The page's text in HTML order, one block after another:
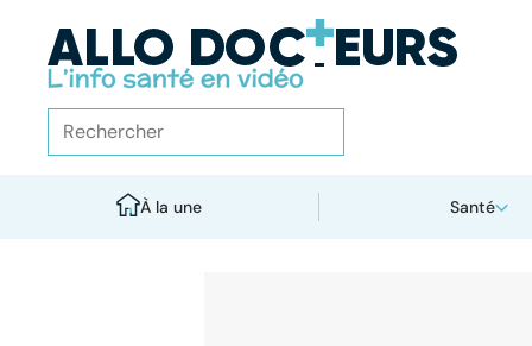
À la une Santé